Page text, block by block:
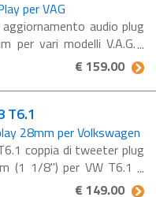
per VAG
audio plug
per vari modelli V.A.G.
(1") plug and play, in
con volume di
multilivello ...
€ 159.00
T6.1
28mm per Volkswagen
coppia di tweeter plug
(1 1/8") per VW T6.1 e
VW con speciale
€ 149.00